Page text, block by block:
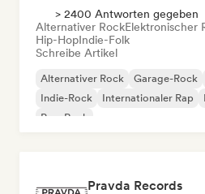
> 2400 Antworten gegeben
Alternativer RockElektronischer
Hip-HopIndie-Folk
Schreibe Artikel
Alternativer Rock Garage-Rock
Indie-Rock
Internationaler Rap
Pop-Rock
Pravda Records